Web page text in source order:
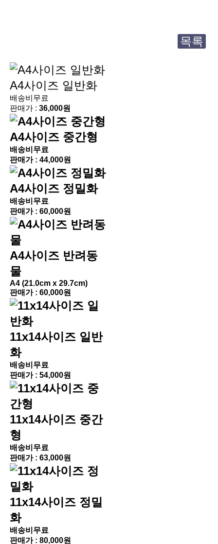
목록
A4사이즈 일반화
배송비무료
판매가 : 36,000원
A4사이즈 중간형
배송비무료
판매가 : 44,000원
A4사이즈 정밀화
배송비무료
판매가 : 60,000원
A4사이즈 반려동
물
A4 (21.0cm x 29.7cm)
판매가 : 60,000원
11x14사이즈 일반
화
배송비무료
판매가 : 54,000원
11x14사이즈 중간
형
배송비무료
판매가 : 63,000원
11x14사이즈 정밀
화
배송비무료
판매가 : 80,000원